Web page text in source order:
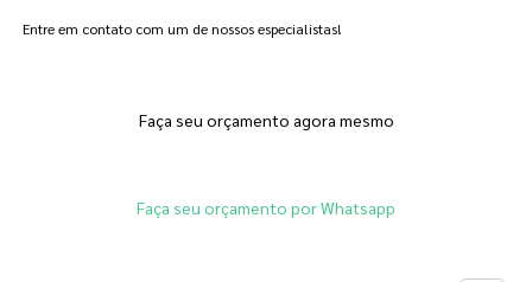
Entre em contato com um de nossos especialistas!
Faça seu orçamento agora mesmo
Faça seu orçamento por Whatsapp